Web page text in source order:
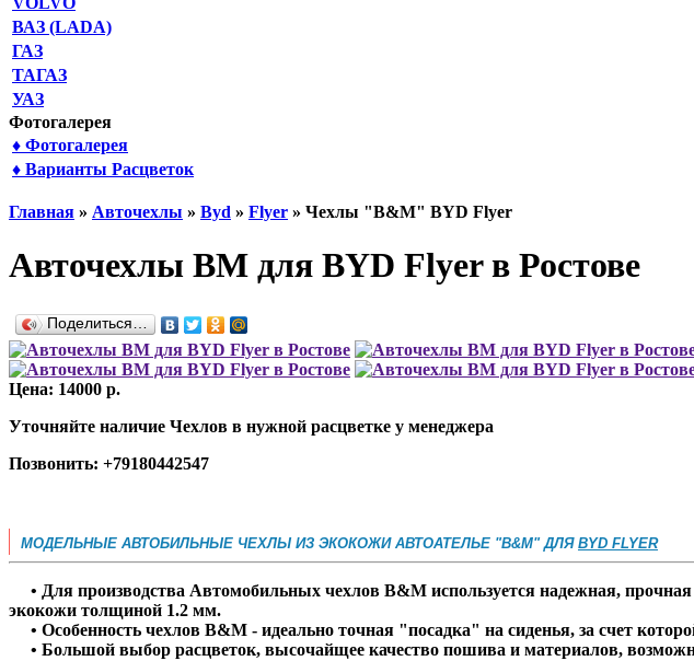
ВАЗ (LADA)
ГАЗ
ТАГАЗ
УАЗ
Фотогалерея
♦ Фотогалерея
♦ Варианты Расцветок
Главная » Авточехлы » Byd » Flyer » Чехлы "B&M" BYD Flyer
Авточехлы BM для BYD Flyer в Ростове
Поделиться…
Цена: 14000 р.
Уточняйте наличие Чехлов в нужной расцветке у менеджера
Позвонить: +79180442547
МОДЕЛЬНЫЕ АВТОБИЛЬНЫЕ ЧЕХЛЫ ИЗ ЭКОКОЖИ АВТОАТЕЛЬЕ "B&M" ДЛЯ BYD FLYER
• Для производства Автомобильных чехлов B&M используется надежная,
экокожи толщиной 1.2 мм.
• Особенность чехлов B&M - идеально точная "посадка" на сиденья, за счет
• Большой выбор расцветок, высочайщее качество пошива и материалов,